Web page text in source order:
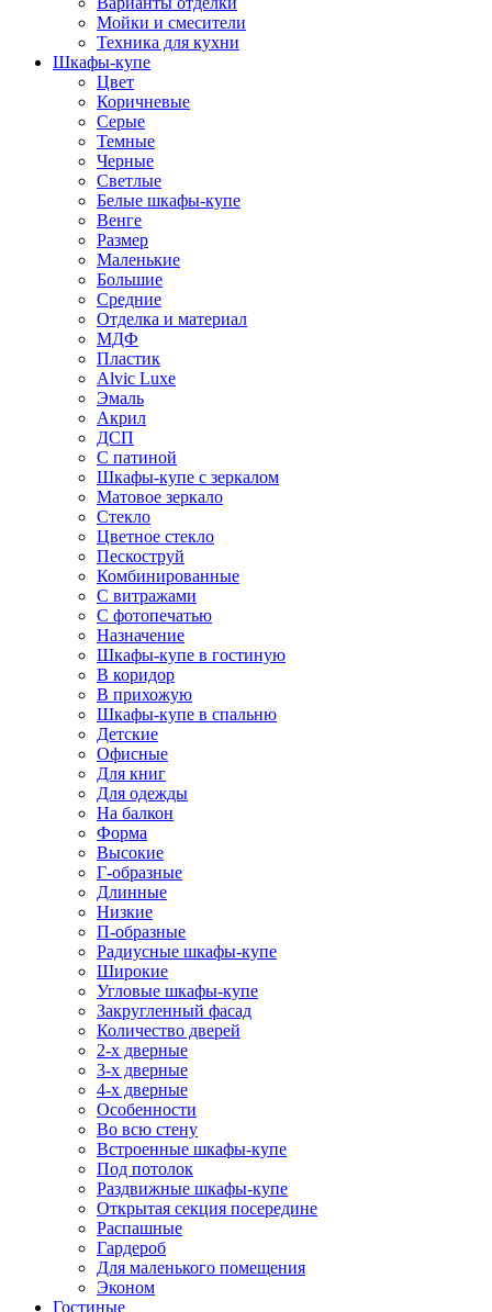
Мойки и смесители
Техника для кухни
Шкафы-купе
Цвет
Коричневые
Серые
Темные
Черные
Светлые
Белые шкафы-купе
Венге
Размер
Маленькие
Большие
Средние
Отделка и материал
МДФ
Пластик
Alvic Luxe
Эмаль
Акрил
ДСП
С патиной
Шкафы-купе с зеркалом
Матовое зеркало
Стекло
Цветное стекло
Пескоструй
Комбинированные
С витражами
С фотопечатью
Назначение
Шкафы-купе в гостиную
В коридор
В прихожую
Шкафы-купе в спальню
Детские
Офисные
Для книг
Для одежды
На балкон
Форма
Высокие
Г-образные
Длинные
Низкие
П-образные
Радиусные шкафы-купе
Широкие
Угловые шкафы-купе
Закругленный фасад
Количество дверей
2-х дверные
3-х дверные
4-х дверные
Особенности
Во всю стену
Встроенные шкафы-купе
Под потолок
Раздвижные шкафы-купе
Открытая секция посередине
Распашные
Гардероб
Для маленького помещения
Эконом
Гостиные